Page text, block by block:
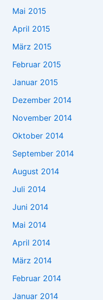
Mai 2015
April 2015
März 2015
Februar 2015
Januar 2015
Dezember 2014
November 2014
Oktober 2014
September 2014
August 2014
Juli 2014
Juni 2014
Mai 2014
April 2014
März 2014
Februar 2014
Januar 2014